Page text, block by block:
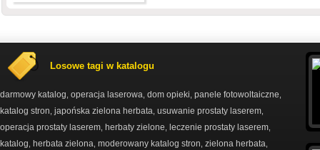
Losowe tagi w katalogu
darmowy katalog operacja laserowa dom opieki panele fotowoltaiczne
katalog stron japońska zielona herbata usuwanie prostaty laserem
operacja prostaty laserem herbaty zielone leczenie prostaty laserem
katalog herbata zielona moderowany katalog stron zielona herbata